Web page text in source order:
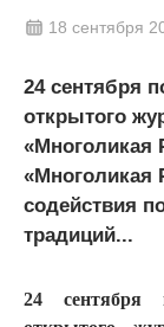
18 сентября
24 cентября
открытого
«Многоликая
«Многоликая
содействия
традиций...
24 cентября